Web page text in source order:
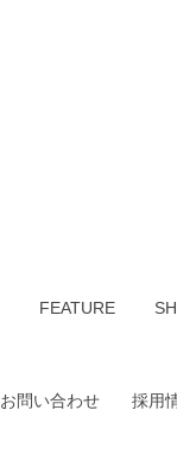
FEATURE
お問い合わせ 採用